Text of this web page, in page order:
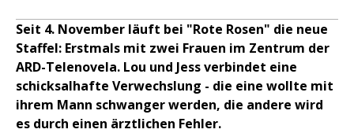
Seit 4. November läuft bei "Rote Rosen" die neue
Staffel: Erstmals mit zwei Frauen im Zentrum der
ARD-Telenovela. Lou und Jess verbindet eine
schicksalhafte Verwechslung - die eine wollte mit
ihrem Mann schwanger werden, die andere wird
es durch einen ärztlichen Fehler.